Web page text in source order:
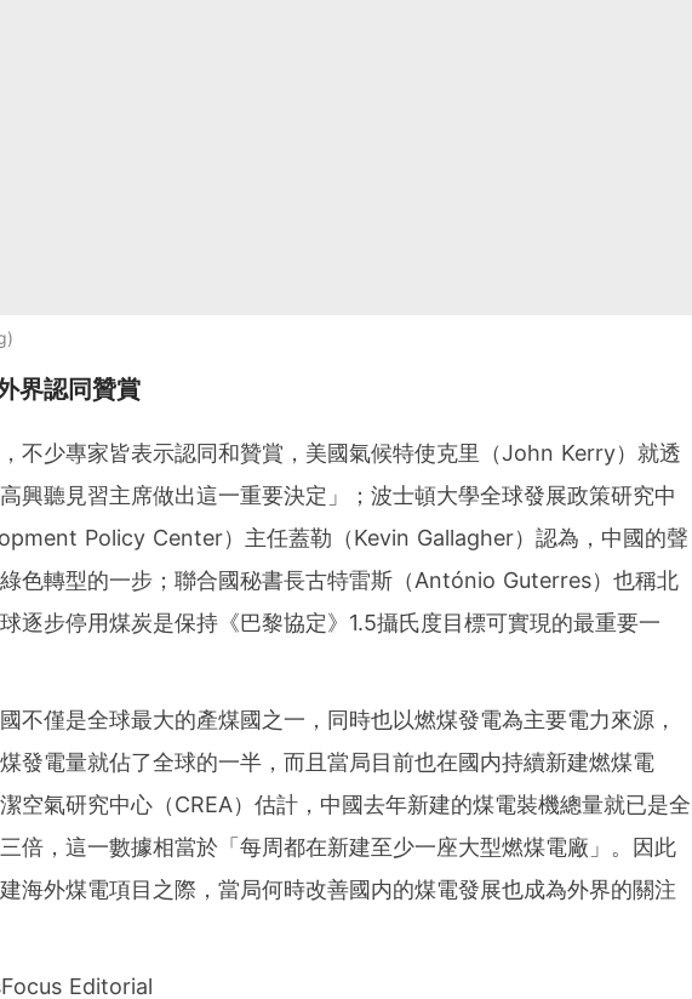
界認同贊賞
不少專家皆表示認同和贊賞，美國氣候特使克里（John Kerry）就透
興聽見習主席做出這一重要決定」；波士頓大學全球發展政策研究中
Policy Center）主任蓋勒（Kevin Gallagher）認為，中國的聲
色轉型的一步；聯合國秘書長古特雷斯（António Guterres）也稱北
逐步停用煤炭是保持《巴黎協定》1.5攝氏度目標可實現的最重要一
不僅是全球最大的產煤國之一，同時也以燃煤發電為主要電力來源，
發電量就佔了全球的一半，而且當局目前也在國内持續新建燃煤電
空氣研究中心（CREA）估計，中國去年新建的煤電裝機總量就已是全
倍，這一數據相當於「每周都在新建至少一座大型燃煤電廠」。因此
海外煤電項目之際，當局何時改善國内的煤電發展也成為外界的關注
Editorial